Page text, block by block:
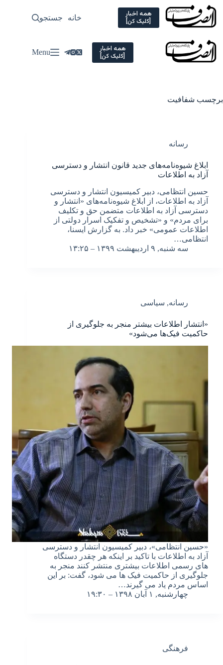
Skip
content
همه اخبار
[کلیک کن] خانه سیاسی
جستجو
همه اخبار
[کلیک کن] Menu
برچسب شفافیت
رسانه
ابلاغ شیوه‌نامه‌های جدید قانون انتشار و دسترسی
آزاد به اطلاعات
حسین انتظامی، دبیر کمیسیون انتشار و دسترسی
آزاد به اطلاعات، از ابلاغ شیوه‌نامه‌های «انتشار و
دسترسی آزاد به اطلاعات متضمن حق و تکلیف
برای مردم» و «تشخیص و تفکیک اسرار دولتی از
اطلاعات عمومی» خبر داد. به گزارش ایسنا،
انتظامی…
سه شنبه, ۹ اردیبهشت ۱۳۹۹ – ۱۳:۲۵
رسانه, سیاسی
«انتشار اطلاعات بیشتر منجر به جلوگیری از
حاکمیت فیک‌ها می‌شود»
«حسین انتظامی»، دبیر کمیسیون انتشار و دسترسی
آزاد به اطلاعات با تاکید بر اینکه هر چقدر دستگاه
های رسمی اطلاعات بیشتری منتشر کنند منجر به
جلوگیری از حاکمیت فیک ها می شود، گفت: بر این
اساس مردم یاد می گیرند…
چهارشنبه, ۱ آبان ۱۳۹۸ – ۱۹:۳۰
فرهنگی